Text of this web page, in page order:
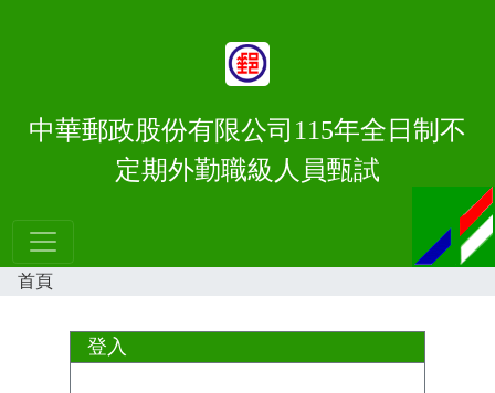
中華郵政股份有限公司115年全日制不
定期外勤職級人員甄試
首頁
登入